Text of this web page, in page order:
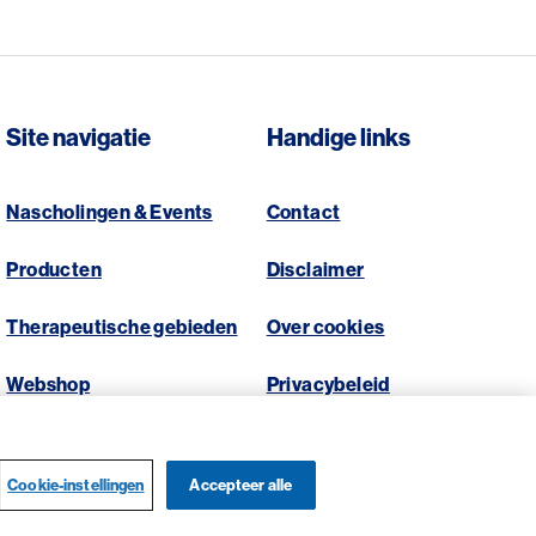
Site navigatie
Nascholingen & Events
Producten
Therapeutische gebieden
Webshop
Handige links
Contact
Disclaimer
Over cookies
Privacybeleid
Cookie-instellingen Accepteer alle